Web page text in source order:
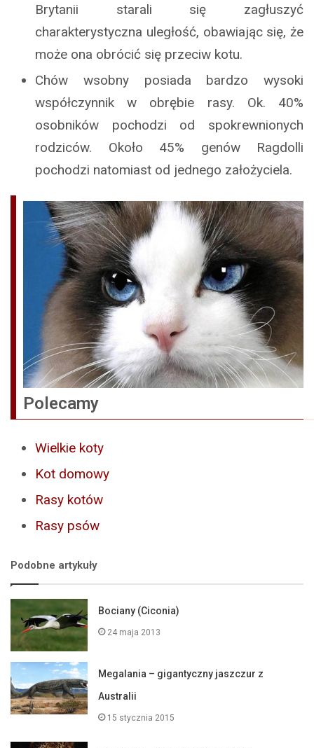
Brytanii starali się zagłuszyć
charakterystyczna uległość, obawiając się, że
może ona obrócić się przeciw kotu.
Chów wsobny posiada bardzo wysoki
współczynnik w obrębie rasy. Ok. 40%
osobników pochodzi od spokrewnionych
rodziców. Około 45% genów Ragdolli
pochodzi natomiast od jednego założyciela.
Polecamy
Wielkie koty
Kot domowy
Rasy kotów
Rasy psów
Podobne artykuły
Bociany (Ciconia)
24 maja 2013
Megalania – gigantyczny jaszczur z
Australii
15 stycznia 2015